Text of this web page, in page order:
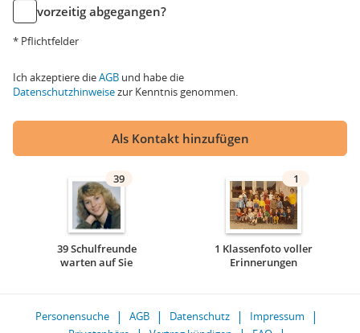
vorzeitig abgegangen?
* Pflichtfelder
Ich akzeptiere dieAGB und habe die
Datenschutzhinweisezur Kenntnis genommen.
Als Kontakt hinzufügen
39
39 Schulfreunde
warten auf Sie
1
1 Klassenfoto voller
Erinnerungen
Personensuche AGB Datenschutz
Impressum